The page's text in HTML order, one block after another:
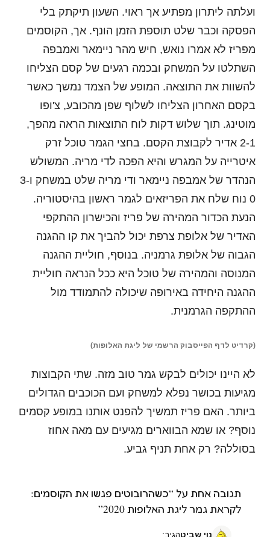
ועלתה ליתרון מפתיע אך ראוי. השעון תיקתק בלי
הפסקה וכבר שלט תוספת הזמן הונף. אך, הקוסמים
מפריז לא אמרו נואש, חיש מהר ניימאר ואמבפה
השתלטו על המשחק ובכמה רגעים של קסם הצליחו
להשוות את התוצאה. המופע של הצמד נמשך כאשר
בקסם האחרון הצליחו לשלוף שפן מהכובע, צ'ופו
מוטינג. תוך שלוש דקות לוח התוצאות הראה מהפך,
2-1 אדיר לקבוצת הקסם. בחצי הגמר טוכל זרק
איטרייה על המגרש והיא הפכה לדי מריה. המשולש
הנהדר של אמבפה ניימאר ודי מריה שלט במשחק ו3-
0 נוח שלח את הפריזאים לגמר ראשון בהיסטוריה.
הנעת הכדור המהירה של פריז והכישרון ההתקפי
האדיר של אלופת צרפת יכול להביך את קו ההגנה
הגבוה של אלופת גרמניה. בנוסף, חוליית ההגנה
המנוסה והמהירה של טוכל היא ככל הנראה חוליית
ההגנה היחידה באירופה שיכולה להתמודד מול
ההתקפה הגרמנית.
(קרדיט לדף הפייסבוק הרשמי של ליגת האלופות)
לא היינו יכולים לבקש גמר טוב מזה. שתי הקבוצות
מגיעות בכושר נפלא למשחק ועם הכוכבים הגדולים
ביותר. האם פריז תמשיך להפנט אותנו במופע קסמים
נוסף? או שמא הבווארים מגיעים עם מאה אחוז
בסוללה? רק אחת תניף גביע.
תגובה אחת על “כשהרובוטים פגשו את הקוסמים:
לקראת גמר ליגת האלופות 2020”
נוי שביטהגיב: